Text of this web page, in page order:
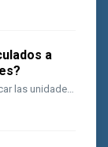
a
Una buena práctica de mercado es colocar las unidades de una misma dirección agrupadas en un solo anuncio en Stays, ya que esto permite que sus productos ...